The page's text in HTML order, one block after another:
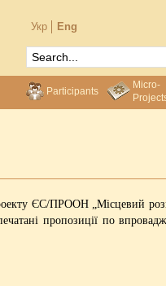
Укр Eng
Participants
Micro-
ЄС/ПРООН „Місцевий
пропозиції по